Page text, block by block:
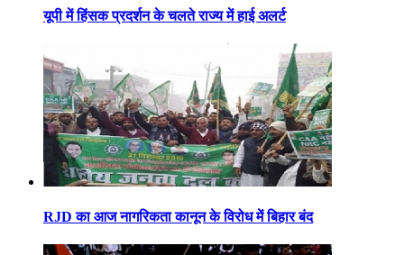
यूपी में हिंसक प्रदर्शन के चलते राज्य में हाई अलर्ट
RJD का आज नागरिकता कानून के विरोध में बिहार बंद